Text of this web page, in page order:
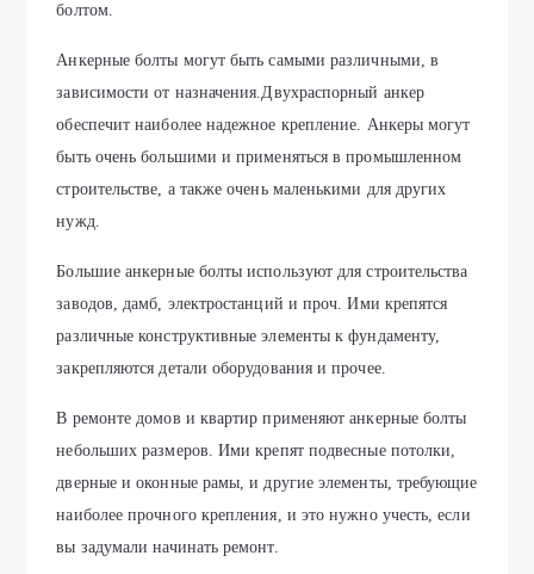
болтом.
Анкерные болты могут быть самыми различными, в
зависимости от назначения.Двухраспорный анкер
обеспечит наиболее надежное крепление. Анкеры могут
быть очень большими и применяться в промышленном
строительстве, а также очень маленькими для других
нужд.
Большие анкерные болты используют для строительства
заводов, дамб, электростанций и проч. Ими крепятся
различные конструктивные элементы к фундаменту,
закрепляются детали оборудования и прочее.
В ремонте домов и квартир применяют анкерные болты
небольших размеров. Ими крепят подвесные потолки,
дверные и оконные рамы, и другие элементы, требующие
наиболее прочного крепления, и это нужно учесть, если
вы задумали начинать ремонт.